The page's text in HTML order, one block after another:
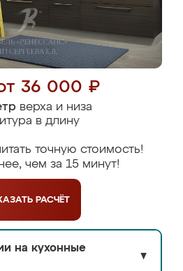
36 000 ₽
верха и низа
в длину
точную стоимость!
чем за 15 минут!
РАСЧЁТ
на кухонные
▼